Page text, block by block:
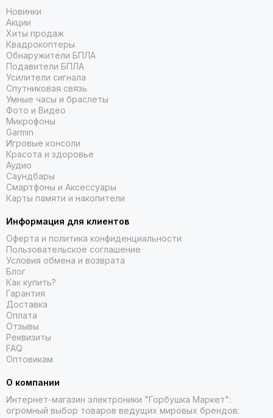
Новинки
Акции
Хиты продаж
Квадрокоптеры
Обнаружители БПЛА
Подавители БПЛА
Усилители сигнала
Спутниковая связь
Умные часы и браслеты
Фото и Видео
Микрофоны
Garmin
Игровые консоли
Красота и здоровье
Аудио
Саундбары
Смартфоны и Аксессуары
Карты памяти и накопители
Информация для клиентов
Оферта и политика конфиденциальности
Пользовательское соглашение
Условия обмена и возврата
Блог
Как купить?
Гарантия
Доставка
Оплата
Отзывы
Реквизиты
FAQ
Оптовикам
О компании
Интернет-магазин электроники "Горбушка Маркет":
огромный выбор товаров ведущих мировых брендов: